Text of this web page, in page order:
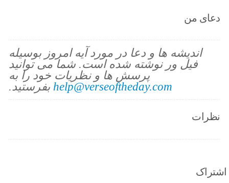
دعای من
اندیشه ها و دعا در مورد آیه امروز بوسیله
فیل ور نوشته شده است. شما می توانید
پرسش ها و نظریات خود را به
help@verseoftheday.com بفرستید.
نظرات
اشتراک